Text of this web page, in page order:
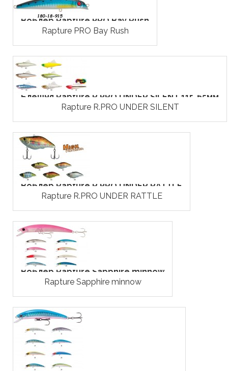
Воблер Rapture PRO Bay Rush
Rapture PRO Bay Rush
Блешня Rapture R.PRO UNDER SILENT 11г, 65мм
Rapture R.PRO UNDER SILENT
Воблер Rapture R.PRO UNDER RATTLE
Rapture R.PRO UNDER RATTLE
Воблер Rapture Sapphire minnow
Rapture Sapphire minnow